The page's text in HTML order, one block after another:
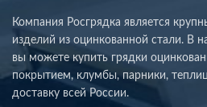
Компания Росгрядка является
изделий из оцинкованной стали. В
вы можете купить грядки
покрытием, клумбы, парники,
доставку всей России.